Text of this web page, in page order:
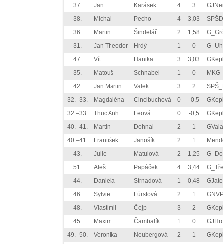
37.
Jan Karásek 4 3
38.
Michal Pecho 4 3,03
36.
Martin Šindelář 2 1,58
31.
Jan Theodor Hrdý 1 0
47.
Vít Hanika 3 3,03
35.
Matouš Schnabel 1 0
42.
Jan Martin Valek 3 2
32.–33.
Magdaléna Cincibuchová 0 -0,5
32.–33.
Thuc Anh Leová 0 -0,5
40.–41.
Martin Dohnal 2 1
40.–41.
František Janošík 2 1
43.
Julie Matulová 2 1,25
51.
Aleš Papáček 4 3,44
44.
Daniela Strnadová 1 0,48
46.
Sylvie Fürstová 2 1
48.
Vlastimil Čejp 3 2
45.
Maxim Čambalík 1 0
49.–50.
Veronika Neubergová 2 1